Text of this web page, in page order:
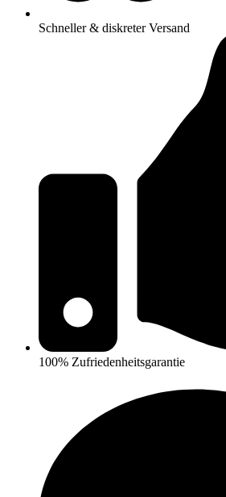
Schneller & diskreter Versand
100% Zufriedenheitsgarantie